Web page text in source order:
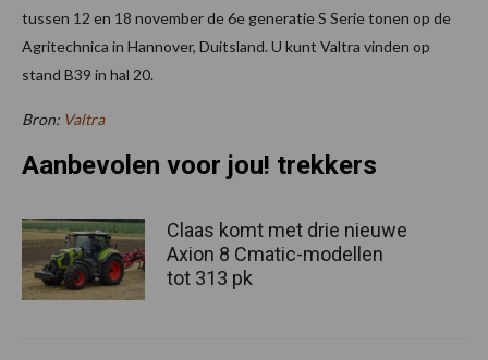
tussen 12 en 18 november de 6e generatie S Serie tonen op de
Agritechnica in Hannover, Duitsland. U kunt Valtra vinden op
stand B39 in hal 20.
Bron: Valtra
Aanbevolen voor jou! trekkers
Claas komt met drie nieuwe
Axion 8 Cmatic-modellen
tot 313 pk